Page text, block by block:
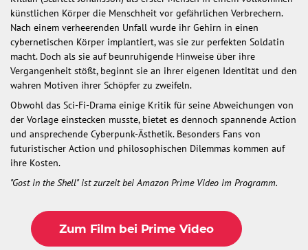
künstlichen Körper die Menschheit vor gefährlichen Verbrechern.
Nach einem verheerenden Unfall wurde ihr Gehirn in einen
cybernetischen Körper implantiert, was sie zur perfekten Soldatin
macht. Doch als sie auf beunruhigende Hinweise über ihre
Vergangenheit stößt, beginnt sie an ihrer eigenen Identität und den
wahren Motiven ihrer Schöpfer zu zweifeln.
Obwohl das Sci-Fi-Drama einige Kritik für seine Abweichungen von
der Vorlage einstecken musste, bietet es dennoch spannende Action
und ansprechende Cyberpunk-Ästhetik. Besonders Fans von
futuristischer Action und philosophischen Dilemmas kommen auf
ihre Kosten.
"Gost in the Shell" ist zurzeit bei Amazon Prime Video im Programm.
Zum Film bei Prime Video